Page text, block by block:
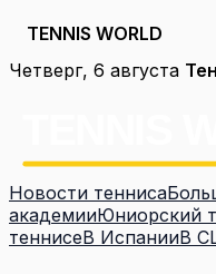
TENNIS WORLD
Перейти
Четверг, 6 августа
Новости тенниса
академииЮниорский
теннисеВ ИспанииВ